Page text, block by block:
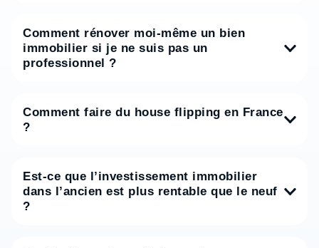
Comment rénover moi-même un bien
immobilier si je ne suis pas un
professionnel ?
Comment faire du house flipping en France
?
Est-ce que l’investissement immobilier
dans l’ancien est plus rentable que le neuf
?